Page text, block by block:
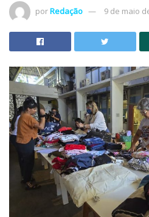
porRedação 9 de maio